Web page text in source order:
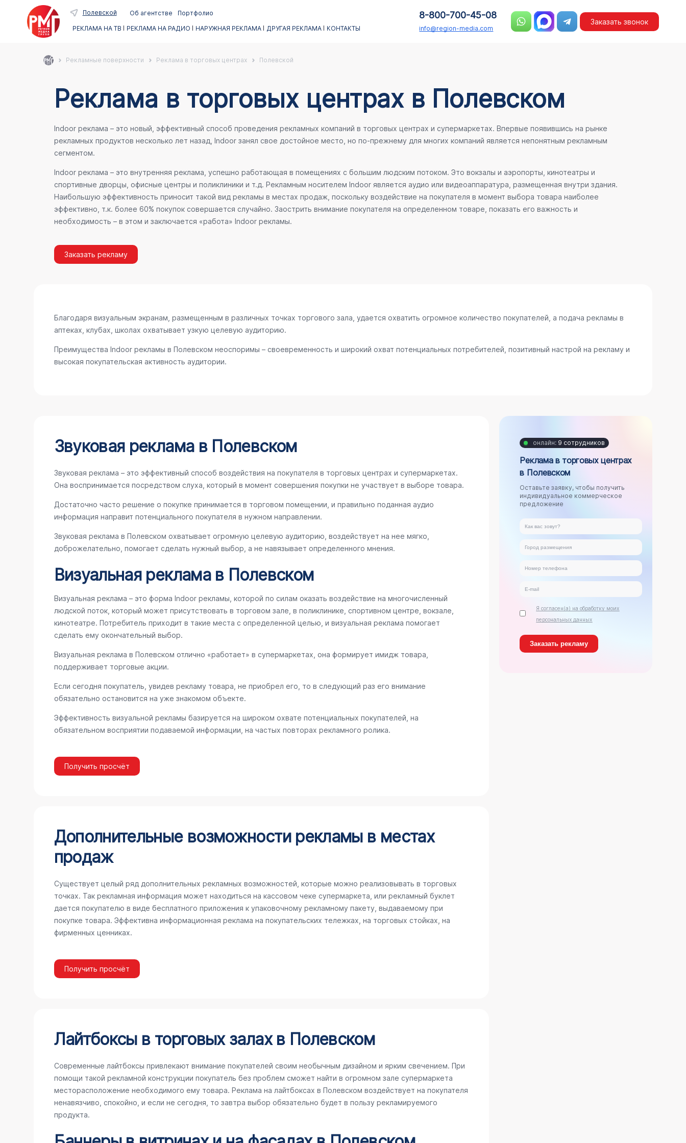
Полевской Об агентстве
Портфолио
РЕКЛАМА НА ТВ
РЕКЛАМА НА РАДИО НАРУЖНАЯ РЕКЛАМА ДРУГАЯ РЕКЛАМА КОНТАКТЫ
8-800-700-45-08
info@region-media.com
Заказать звонок
Рекламные поверхности Реклама в торговых центрах Полевской
Реклама в торговых центрах в Полевском
Indoor реклама – это новый, эффективный способ проведения рекламных компаний в торговых центрах и супермаркетах. Впервые появившись на рынке
рекламных продуктов несколько лет назад, Indoor занял свое достойное место, но по-прежнему для многих компаний является непонятным рекламным
сегментом.
Indoor реклама – это внутренняя реклама, успешно работающая в помещениях с большим людским потоком. Это вокзалы и аэропорты, кинотеатры и
спортивные дворцы, офисные центры и поликлиники и т.д. Рекламным носителем Indoor является аудио или видеоаппаратура, размещенная внутри здания.
Наибольшую эффективность приносит такой вид рекламы в местах продаж, поскольку воздействие на покупателя в момент выбора товара наиболее
эффективно, т.к. более 60% покупок совершается случайно. Заострить внимание покупателя на определенном товаре, показать его важность и
необходимость – в этом и заключается «работа» Indoor рекламы.
Заказать рекламу
Благодаря визуальным экранам, размещенным в различных точках торгового зала, удается охватить огромное количество покупателей, а подача рекламы в
аптеках, клубах, школах охватывает узкую целевую аудиторию.
Преимущества Indoor рекламы в Полевском неоспоримы – своевременность и широкий охват потенциальных потребителей, позитивный настрой на рекламу и
высокая покупательская активность аудитории.
Звуковая реклама в Полевском
Звуковая реклама – это эффективный способ воздействия на покупателя в торговых центрах и супермаркетах.
Она воспринимается посредством слуха, который в момент совершения покупки не участвует в выборе товара.
Достаточно часто решение о покупке принимается в торговом помещении, и правильно поданная аудио
информация направит потенциального покупателя в нужном направлении.
Звуковая реклама в Полевском охватывает огромную целевую аудиторию, воздействует на нее мягко,
доброжелательно, помогает сделать нужный выбор, а не навязывает определенного мнения.
Визуальная реклама в Полевском
Визуальная реклама – это форма Indoor рекламы, которой по силам оказать воздействие на многочисленный
людской поток, который может присутствовать в торговом зале, в поликлинике, спортивном центре, вокзале,
кинотеатре. Потребитель приходит в такие места с определенной целью, и визуальная реклама помогает
сделать ему окончательный выбор.
Визуальная реклама в Полевском отлично «работает» в супермаркетах, она формирует имидж товара,
поддерживает торговые акции.
Если сегодня покупатель, увидев рекламу товара, не приобрел его, то в следующий раз его внимание
обязательно остановится на уже знакомом объекте.
Эффективность визуальной рекламы базируется на широком охвате потенциальных покупателей, на
обязательном восприятии подаваемой информации, на частых повторах рекламного ролика.
Получить просчёт
Дополнительные возможности рекламы в местах
продаж
Существует целый ряд дополнительных рекламных возможностей, которые можно реализовывать в торговых
точках. Так рекламная информация может находиться на кассовом чеке супермаркета, или рекламный буклет
дается покупателю в виде бесплатного приложения к упаковочному рекламному пакету, выдаваемому при
покупке товара. Эффективна информационная реклама на покупательских тележках, на торговых стойках, на
фирменных ценниках.
Получить просчёт
Лайтбоксы в торговых залах в Полевском
Современные лайтбоксы привлекают внимание покупателей своим необычным дизайном и ярким свечением. При
помощи такой рекламной конструкции покупатель без проблем сможет найти в огромном зале супермаркета
месторасположение необходимого ему товара. Реклама на лайтбоксах в Полевском воздействует на покупателя
ненавязчиво, спокойно, и если не сегодня, то завтра выбор обязательно будет в пользу рекламируемого
продукта.
онлайн: 9 сотрудников
Реклама в торговых центрах
в Полевском
Оставьте заявку, чтобы получить
индивидуальное коммерческое
предложение
Я согласен(а) на обработку моих
персональных данных